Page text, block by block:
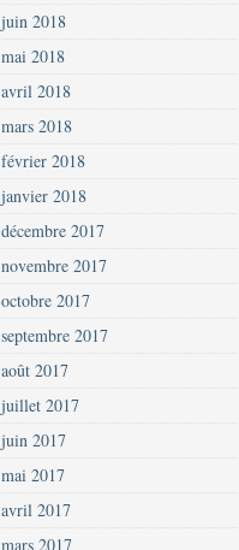
juin 2018
mai 2018
avril 2018
mars 2018
février 2018
janvier 2018
décembre 2017
novembre 2017
octobre 2017
septembre 2017
août 2017
juillet 2017
juin 2017
mai 2017
avril 2017
mars 2017